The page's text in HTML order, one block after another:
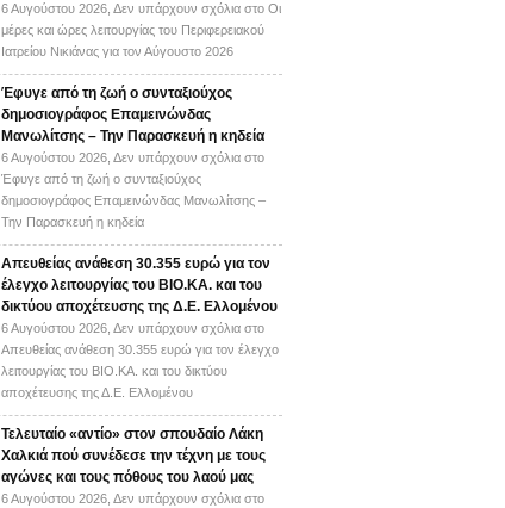
6 Αυγούστου 2026, Δεν υπάρχουν σχόλια στο Οι
μέρες και ώρες λειτουργίας του Περιφερειακού
Ιατρείου Νικιάνας για τον Αύγουστο 2026
Έφυγε από τη ζωή ο συνταξιούχος
δημοσιογράφος Επαμεινώνδας
Μανωλίτσης – Την Παρασκευή η κηδεία
6 Αυγούστου 2026, Δεν υπάρχουν σχόλια στο
Έφυγε από τη ζωή ο συνταξιούχος
δημοσιογράφος Επαμεινώνδας Μανωλίτσης –
Την Παρασκευή η κηδεία
Απευθείας ανάθεση 30.355 ευρώ για τον
έλεγχο λειτουργίας του ΒΙΟ.ΚΑ. και του
δικτύου αποχέτευσης της Δ.Ε. Ελλομένου
6 Αυγούστου 2026, Δεν υπάρχουν σχόλια στο
Απευθείας ανάθεση 30.355 ευρώ για τον έλεγχο
λειτουργίας του ΒΙΟ.ΚΑ. και του δικτύου
αποχέτευσης της Δ.Ε. Ελλομένου
Τελευταίο «αντίο» στον σπουδαίο Λάκη
Χαλκιά πού συνέδεσε την τέχνη με τους
αγώνες και τους πόθους του λαού μας
6 Αυγούστου 2026, Δεν υπάρχουν σχόλια στο